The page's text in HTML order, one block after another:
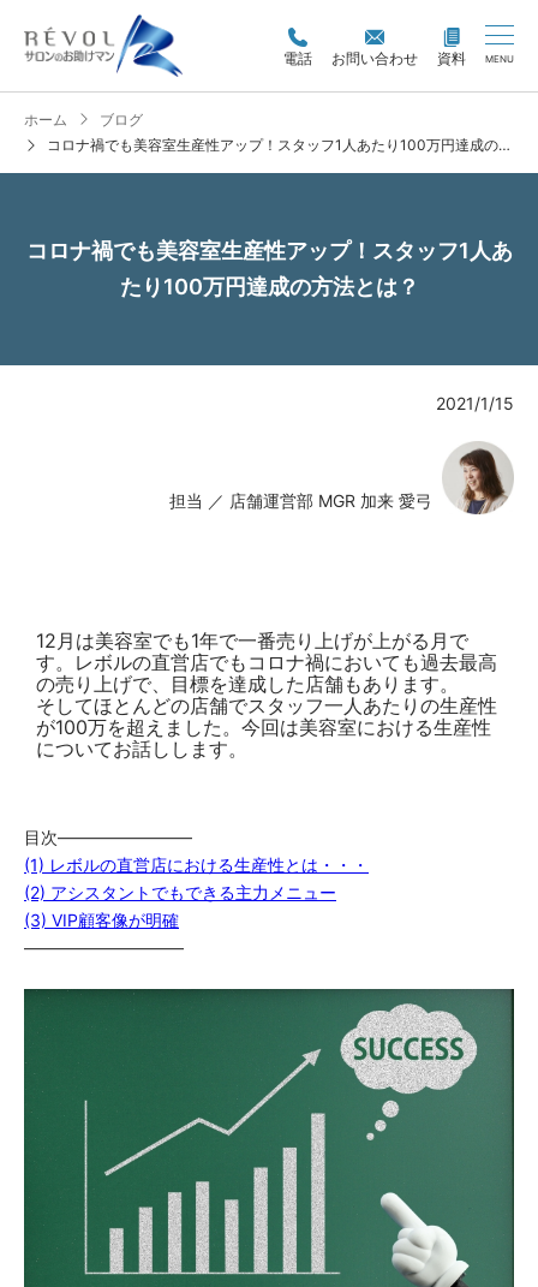
電話 お問い合わせ 資料 MENU
ホーム
ブログ
コロナ禍でも美容室生産性アップ！スタッフ1人あたり100万円達成の方法とは？
コロナ禍でも美容室生産性アップ！スタッフ1人あ
たり100万円達成の方法とは？
2021/1/15
担当 ／ 店舗運営部 MGR 加来 愛弓
12月は美容室でも1年で一番売り上げが上がる月で
す。レボルの直営店でもコロナ禍においても過去最高
の売り上げで、目標を達成した店舗もあります。
そしてほとんどの店舗でスタッフ一人あたりの生産性
が100万を超えました。今回は美容室における生産性
についてお話しします。
目次————————
(1) レボルの直営店における生産性とは・・・
(2) アシスタントでもできる主力メニュー
(3) VIP顧客像が明確
—————————–